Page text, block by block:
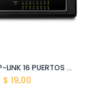
SWITCH TP-LINK 16 PUERTOS 10/100M TL-SF1016D
$ 19,00